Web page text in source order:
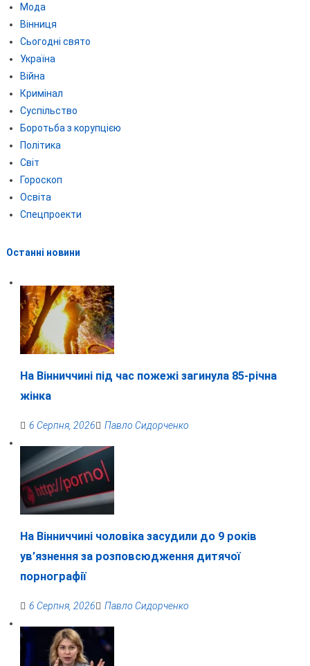
Мода
Вінниця
Сьогодні свято
Україна
Війна
Кримінал
Суспільство
Боротьба з корупцією
Політика
Світ
Гороскоп
Освіта
Спецпроекти
Останні новини
На Вінниччині під час пожежі загинула 85-річна
жінка
6 Серпня, 2026 Павло Сидорченко
На Вінниччині чоловіка засудили до 9 років
ув’язнення за розповсюдження дитячої
порнографії
6 Серпня, 2026 Павло Сидорченко